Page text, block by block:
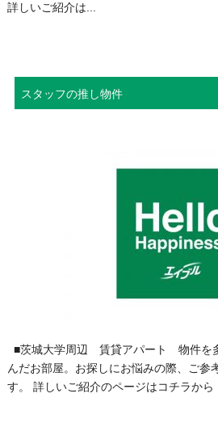
詳しいご紹介は...
スタッフの推し物件
■茨城大学周辺 賃貸アパート 物件を
んだお部屋。お探しにお悩みの際、ご参
す。 詳しいご紹介のページはコチラから